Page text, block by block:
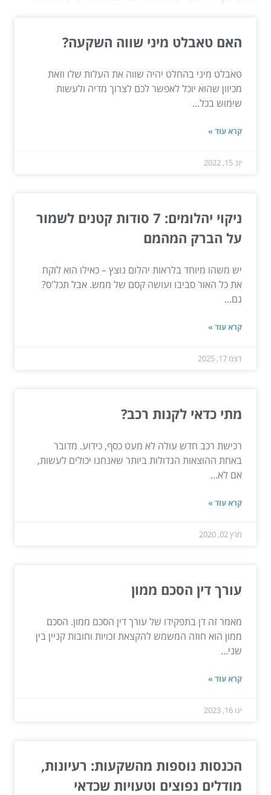
האם טאבלט מיני שווה השקעה?
טאבלט מיני בהחלט יהיה שווה את העלות שלו וזאת
מכיוון שהוא יוכל לאפשר לכם לצרוך מדיה ולעשות
שימוש בכל...
קרא עוד »
יונ 15, 2022
ניקוי יהלומים: 7 סודות קטנים לשמור
על הברק המהמם
יש משהו מיוחד בלראות יהלום נוצץ – כאילו הוא לוקח
את כל האור סביבו ועושה קסם של ממש. אבל תכל'ס?
גם...
קרא עוד »
דצמ 17, 2025
מתי כדאי לקנות רכב?
רכישת רכב חדש עולה לא מעט כסף, כידוע. מדובר
באחת ההוצאות הגדולות ביותר שאנחנו יכולים לעשות,
אם לא...
קרא עוד »
מרץ 02, 2020
עורך דין הסכם ממון
מאמר זה דן בתפקידו של עורך דין הסכם ממון. הסכם
ממון הוא חוזה המשמש להקצאת זכויות וחובות קניין בין
שני...
קרא עוד »
ינו 16, 2023
הכנסות נוספות מהשקעות: רעיונות,
מודלים נפוצים וטעויות שכדאי